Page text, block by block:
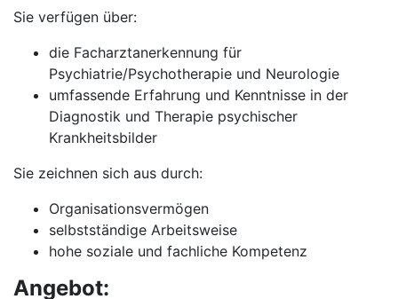
Sie verfügen über:
die Facharztanerkennung für
Psychiatrie/Psychotherapie und Neurologie
umfassende Erfahrung und Kenntnisse in der
Diagnostik und Therapie psychischer
Krankheitsbilder
Sie zeichnen sich aus durch:
Organisationsvermögen
selbstständige Arbeitsweise
hohe soziale und fachliche Kompetenz
Angebot: